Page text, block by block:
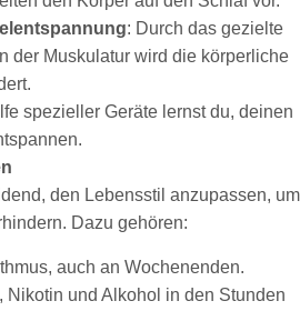
: Durch das gezielte
der Muskulatur wird die körperliche
spezieller Geräte lernst du, deinen
den Lebensstil anzupassen, um
Dazu gehören:
auch an Wochenenden.
Nikotin und Alkohol in den Stunden